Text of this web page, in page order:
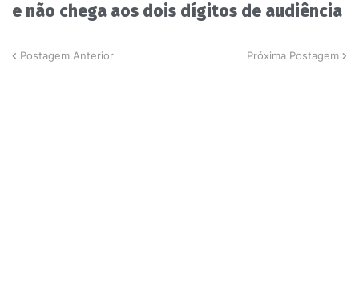
e não chega aos dois dígitos de audiência
Postagem Anterior Próxima Postagem